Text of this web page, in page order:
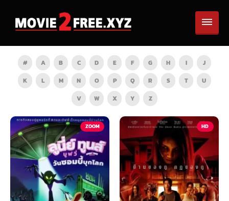
# A B C D E F G H I
J
K
L M N O P Q R S T
U
V
W X Y Z
ZOOM HD TV